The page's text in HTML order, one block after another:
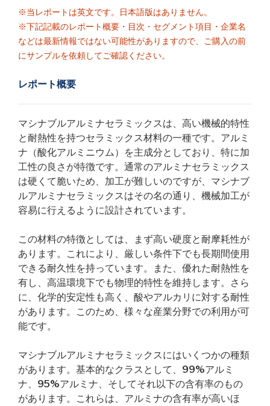
※当レポートは英文です。日本語版はありません。
※下記記載のレポート概要・目次・セグメント項目・企業名
などは最新情報ではない可能性がありますので、ご購入の前
にサンプルを依頼してご確認ください。
レポート概要
マシナブルアルミナセラミックスは、高い機械的特性
と耐熱性を持つセラミックス材料の一種です。アルミ
ナ（酸化アルミニウム）を主成分としており、特に加
工性の良さが特徴です。通常のアルミナセラミックス
は硬くて脆いため、加工が難しいのですが、マシナブ
ルアルミナセラミックスはその名の通り、機械加工が
容易に行えるように設計されています。
この材料の特徴としては、まず高い硬度と耐摩耗性が
あります。これにより、厳しい条件下でも長期間使用
できる耐久性を持っています。また、優れた耐熱性を
有し、高温環境下でも物理的特性を維持します。さら
に、化学的安定性も高く、酸やアルカリに対する耐性
があります。このため、様々な産業分野での利用が可
能です。
マシナブルアルミナセラミックスにはいくつかの種類
があります。基本的なクラスとして、99%アルミ
ナ、95%アルミナ、そしてそれ以下の含有率のもの
があります。これらは、アルミナの含有率が高いほ